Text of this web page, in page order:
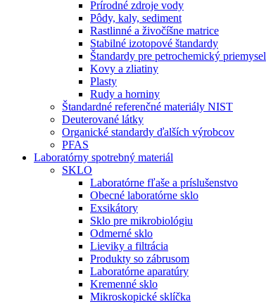
Prírodné zdroje vody
Pôdy, kaly, sediment
Rastlinné a živočíšne matrice
Stabilné izotopové štandardy
Štandardy pre petrochemický priemysel
Kovy a zliatiny
Plasty
Rudy a horniny
Štandardné referenčné materiály NIST
Deuterované látky
Organické standardy ďalších výrobcov
PFAS
Laboratórny spotrebný materiál
SKLO
Laboratórne fľaše a príslušenstvo
Obecné laboratórne sklo
Exsikátory
Sklo pre mikrobiológiu
Odmerné sklo
Lieviky a filtrácia
Produkty so zábrusom
Laboratórne aparatúry
Kremenné sklo
Mikroskopické sklíčka